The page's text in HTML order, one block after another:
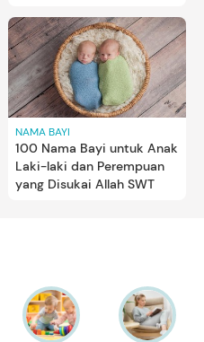
NAMA BAYI
100 Nama Bayi untuk Anak
Laki-laki dan Perempuan
yang Disukai Allah SWT